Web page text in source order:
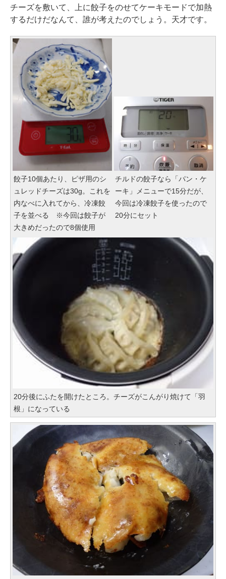
チーズを敷いて、上に餃子をのせてケーキモードで加熱
するだけだなんて、誰が考えたのでしょう。天才です。
餃子10個あたり、ピザ用のシ
ュレッドチーズは30g。これを
内なべに入れてから、冷凍餃
子を並べる ※今回は餃子が
大きめだったので8個使用
チルドの餃子なら「パン・ケ
ーキ」メニューで15分だが、
今回は冷凍餃子を使ったので
20分にセット
20分後にふたを開けたところ。チーズがこんがり焼けて「羽
根」になっている